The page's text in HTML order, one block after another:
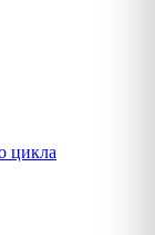
цикла